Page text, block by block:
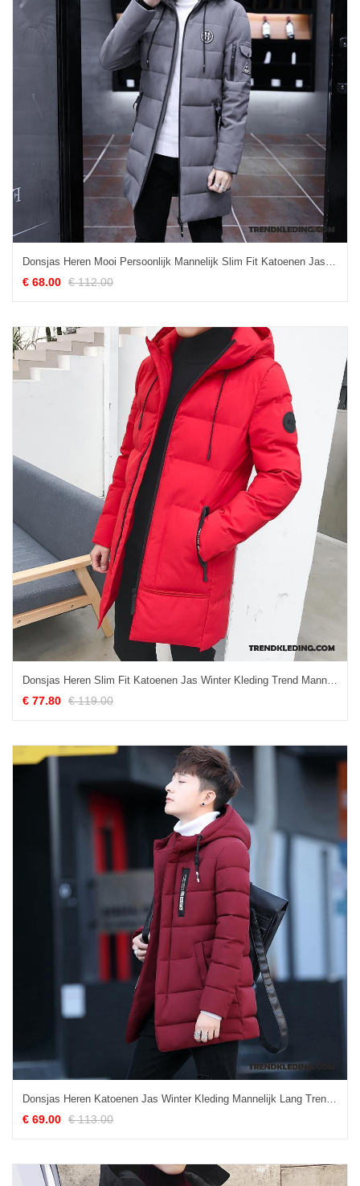
Donsjas Heren Mooi Persoonlijk Mannelijk Slim Fit Katoenen Jas Lang Grijs
€ 68.00 € 112.00
Donsjas Heren Slim Fit Katoenen Jas Winter Kleding Trend Mannelijk Lang Rood
€ 77.80 € 119.00
Donsjas Heren Katoenen Jas Winter Kleding Mannelijk Lang Trend Mooi Rood
€ 69.00 € 113.00